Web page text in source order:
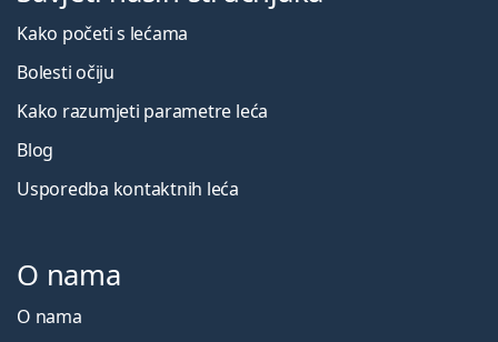
Kako početi s lećama
Bolesti očiju
Kako razumjeti parametre leća
Blog
Usporedba kontaktnih leća
O nama
O nama